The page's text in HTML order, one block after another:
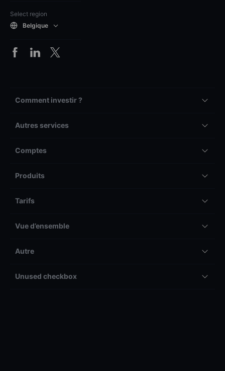
Select region
Belgique
Comment investir ?
Autres services
Comptes
Produits
Tarifs
Vue d’ensemble
Autre
Unused checkbox